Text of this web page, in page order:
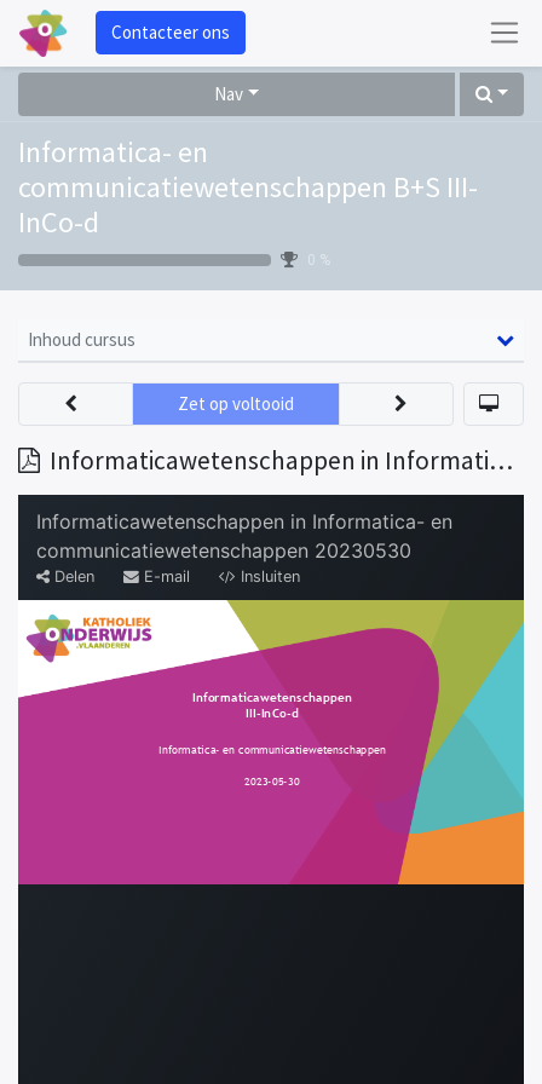
Contacteer ons
Nav
Informatica- en
communicatiewetenschappen B+S III-
InCo-d
0 %
Inhoud cursus
Informaticawetenschappen in Informatica- en communicatiewetenschappen 20230530
Zet op voltooid